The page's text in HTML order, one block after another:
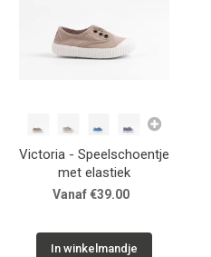
Victoria - Speelschoentje
met elastiek
Vanaf €39.00
In winkelmandje